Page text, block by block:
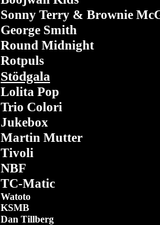
Sonny Terry & Brownie
George Smith
Round Midnight
Rotpuls
Stödgala
Lolita Pop
Trio Colori
Jukebox
Martin Mutter
Tivoli
NBF
TC-Matic
Watoto
KSMB
Dan Tillberg